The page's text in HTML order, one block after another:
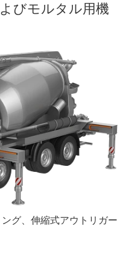
びモルタル用機
グ、伸縮式アウトリガー